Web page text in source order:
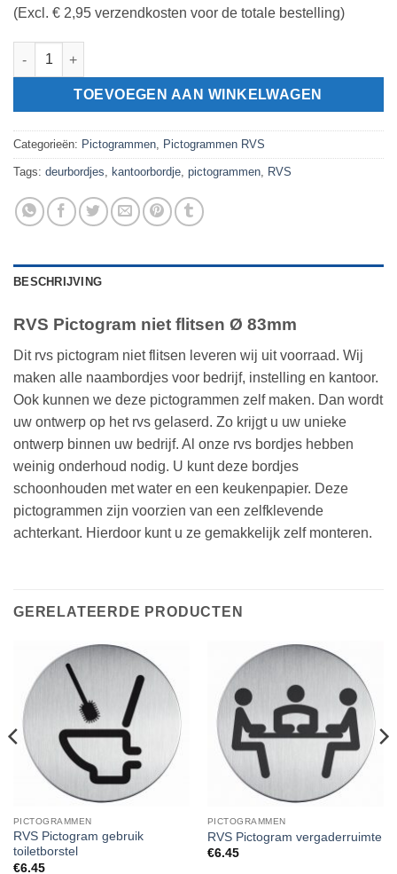
(Excl. € 2,95 verzendkosten voor de totale bestelling)
RVS Pictogram niet flitsen Ø 83mm aantal
TOEVOEGEN AAN WINKELWAGEN
Categorieën: Pictogrammen, Pictogrammen RVS
Tags: deurbordjes, kantoorbordje, pictogrammen, RVS
BESCHRIJVING
RVS Pictogram niet flitsen Ø 83mm
Dit rvs pictogram niet flitsen leveren wij uit voorraad. Wij
maken alle naambordjes voor bedrijf, instelling en kantoor.
Ook kunnen we deze pictogrammen zelf maken. Dan wordt
uw ontwerp op het rvs gelaserd. Zo krijgt u uw unieke
ontwerp binnen uw bedrijf. Al onze rvs bordjes hebben
weinig onderhoud nodig. U kunt deze bordjes
schoonhouden met water en een keukenpapier. Deze
pictogrammen zijn voorzien van een zelfklevende
achterkant. Hierdoor kunt u ze gemakkelijk zelf monteren.
GERELATEERDE PRODUCTEN
PICTOGRAMMEN
RVS Pictogram gebruik
toiletborstel
€6.45
PICTOGRAMMEN
RVS Pictogram vergaderruimte
€6.45